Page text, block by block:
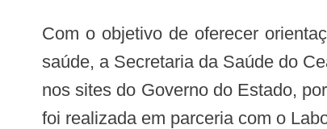
Com o objetivo de oferecer orientação especializada em saúde mental à população, bem como dar suporte a profissionais da
saúde, a Secretaria da Saúde do
nos sites do Governo do Estado,
foi realizada em parceria com o